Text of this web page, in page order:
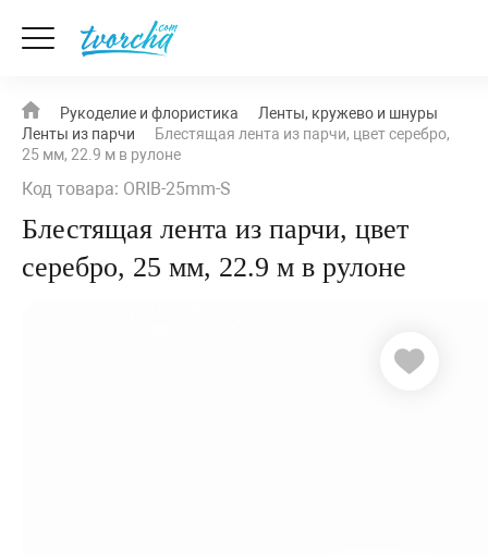
Рукоделие и флористика
Ленты, кружево и шнуры
Ленты из парчи
Блестящая лента из парчи, цвет серебро,
25 мм, 22.9 м в рулоне
Код товара: ORIB-25mm-S
Блестящая лента из парчи, цвет
серебро, 25 мм, 22.9 м в рулоне